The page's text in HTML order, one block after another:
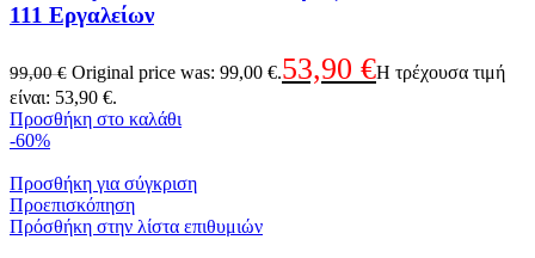
111 Εργαλείων
99,00€ Original price was: 99,00 €.53,90 €Η τρέχουσα τιμή
είναι: 53,90 €.
Προσθήκη στο καλάθι
-60%
Προσθήκη για σύγκριση
Προεπισκόπηση
Πρόσθήκη στην λίστα επιθυμιών